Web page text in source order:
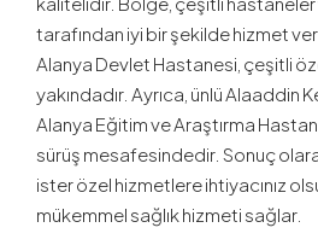
tarafından iyi bir şekilde hizmet
Alanya Devlet Hastanesi, çeşitli
yakındadır. Ayrıca, ünlü Alaaddin
Alanya Eğitim ve Araştırma
sürüş mesafesindedir. Sonuç
ister özel hizmetlere ihtiyacınız
mükemmel sağlık hizmeti sağlar.